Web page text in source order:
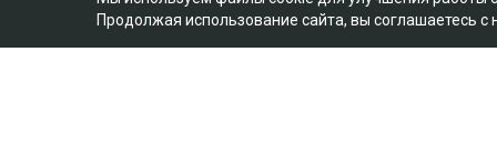
Продолжая использование сайта, вы соглашаетесь с